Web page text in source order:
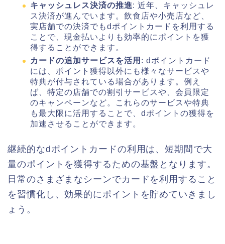
キャッシュレス決済の推進: 近年、キャッシュレ
ス決済が進んでいます。飲食店や小売店など、
実店舗での決済でもdポイントカードを利用する
ことで、現金払いよりも効率的にポイントを獲
得することができます。
カードの追加サービスを活用 : dポイントカード
には、ポイント獲得以外にも様々なサービスや
特典が付与されている場合があります。例え
ば、特定の店舗での割引サービスや、会員限定
のキャンペーンなど。これらのサービスや特典
も最大限に活用することで、dポイントの獲得を
加速させることができます。
継続的なdポイントカードの利用は、短期間で大
量のポイントを獲得するための基盤となります。
日常のさまざまなシーンでカードを利用すること
を習慣化し、効果的にポイントを貯めていきまし
ょう。